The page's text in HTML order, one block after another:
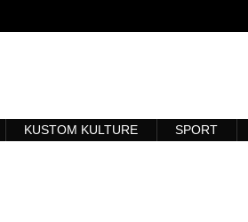
KUSTOM KULTURE SPORT